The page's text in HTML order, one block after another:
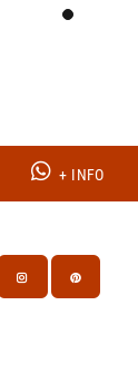
+ INFO